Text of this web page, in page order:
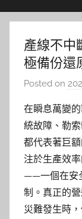
產線不中
極備份還
Posted on
在瞬息萬變
統故障、勒
都代表著巨
注於生產效
——一個在安
制。真正的
災難發生時